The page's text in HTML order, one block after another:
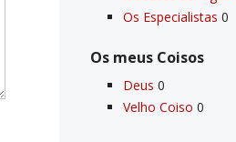
Os Especialistas 0
Os meus Coisos
Deus 0
Velho Coiso 0